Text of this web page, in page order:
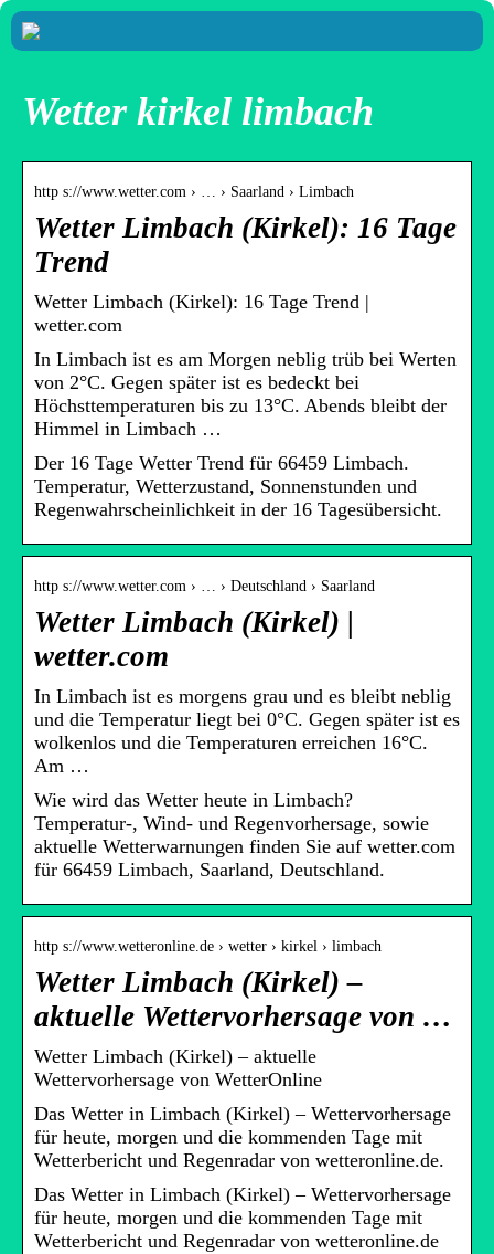
Wetter kirkel limbach
http s://www.wetter.com › … › Saarland › Limbach
Wetter Limbach (Kirkel): 16 Tage
Trend
Wetter Limbach (Kirkel): 16 Tage Trend |
wetter.com
In Limbach ist es am Morgen neblig trüb bei Werten
von 2°C. Gegen später ist es bedeckt bei
Höchsttemperaturen bis zu 13°C. Abends bleibt der
Himmel in Limbach …
Der 16 Tage Wetter Trend für 66459 Limbach.
Temperatur, Wetterzustand, Sonnenstunden und
Regenwahrscheinlichkeit in der 16 Tagesübersicht.
http s://www.wetter.com › … › Deutschland › Saarland
Wetter Limbach (Kirkel) |
wetter.com
In Limbach ist es morgens grau und es bleibt neblig
und die Temperatur liegt bei 0°C. Gegen später ist es
wolkenlos und die Temperaturen erreichen 16°C.
Am …
Wie wird das Wetter heute in Limbach?
Temperatur-, Wind- und Regenvorhersage, sowie
aktuelle Wetterwarnungen finden Sie auf wetter.com
für 66459 Limbach, Saarland, Deutschland.
http s://www.wetteronline.de › wetter › kirkel › limbach
Wetter Limbach (Kirkel) –
aktuelle Wettervorhersage von …
Wetter Limbach (Kirkel) – aktuelle
Wettervorhersage von WetterOnline
Das Wetter in Limbach (Kirkel) – Wettervorhersage
für heute, morgen und die kommenden Tage mit
Wetterbericht und Regenradar von wetteronline.de.
Das Wetter in Limbach (Kirkel) – Wettervorhersage
für heute, morgen und die kommenden Tage mit
Wetterbericht und Regenradar von wetteronline.de